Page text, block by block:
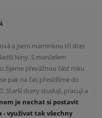
a jsem maminkou tří dcer
Niny. S manželem
žijeme převážnou část roku
pak na čas přesídlíme do
Starší dcery studují, pracují a
je nechat si postavit
-využívat tak všechny